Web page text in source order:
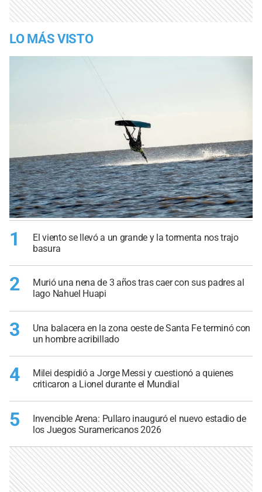
LO MÁS VISTO
1
El viento se llevó a un grande y la tormenta nos trajo
basura
2
Murió una nena de 3 años tras caer con sus padres al
lago Nahuel Huapi
3
Una balacera en la zona oeste de Santa Fe terminó con
un hombre acribillado
4
Milei despidió a Jorge Messi y cuestionó a quienes
criticaron a Lionel durante el Mundial
5
Invencible Arena: Pullaro inauguró el nuevo estadio de
los Juegos Suramericanos 2026